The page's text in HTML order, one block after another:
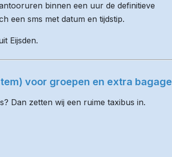
binnen een uur de definitieve
een sms met datum en tijdstip.
Eijsden.
voor groepen en extra bagage
Dan zetten wij een ruime taxibus in.